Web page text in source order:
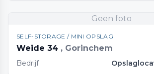
Geen foto
SELF-STORAGE / MINI OPSLAG
Weide 34 , Gorinchem
Bedrijf